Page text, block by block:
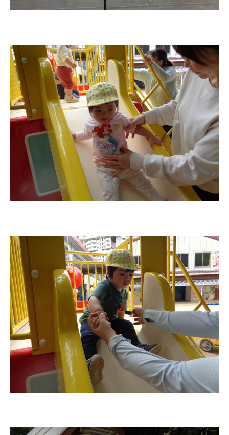
年間⾏事
美⽊多チコス
美⽊多チコスについて
美⽊多チコスブログ
未就園児クラス
0歳親子登園［マカロンクラス ]
1歳・2歳親子登園［マリポサクラ
ス ]
2歳児ひとり登園［ゆず組 ]
関係先リンク
学校法⼈鴨⾕学園 鳳幼稚園
学校法⼈諏訪森学園 諏訪森幼稚
園
⼤阪府私⽴幼稚園連盟
社会福祉法人野田福祉会